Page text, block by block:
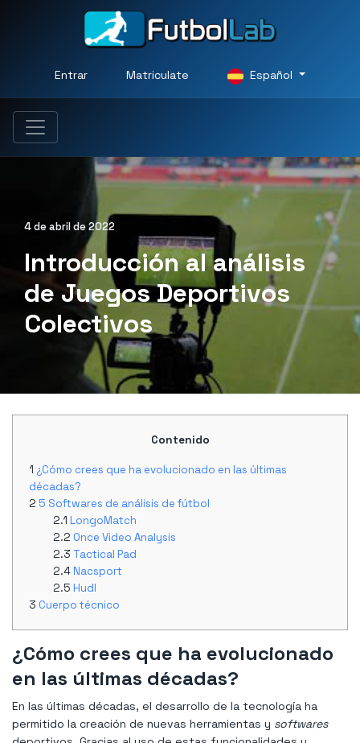
Entrar Matriculate Español
4 de abril de 2022
Introducción al análisis
de Juegos Deportivos
Colectivos
Contenido
¿Cómo crees que ha evolucionado en las últimas
décadas?
5 Softwares de análisis de fútbol
LongoMatch
Once Video Analysis
Tactical Pad
Nacsport
Hudl
Cuerpo técnico
¿Cómo crees que ha evolucionado
en las últimas décadas?
En las últimas décadas, el desarrollo de la tecnología ha
permitido la creación de nuevas herramientas y softwares